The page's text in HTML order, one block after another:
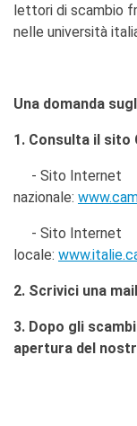
lettori di scambio
nelle università
Una domanda
1. Consulta il sito
- Sito Internet
nazionale:
- Sito Internet
locale:
2. Scrivici una
3. Dopo gli
apertura del